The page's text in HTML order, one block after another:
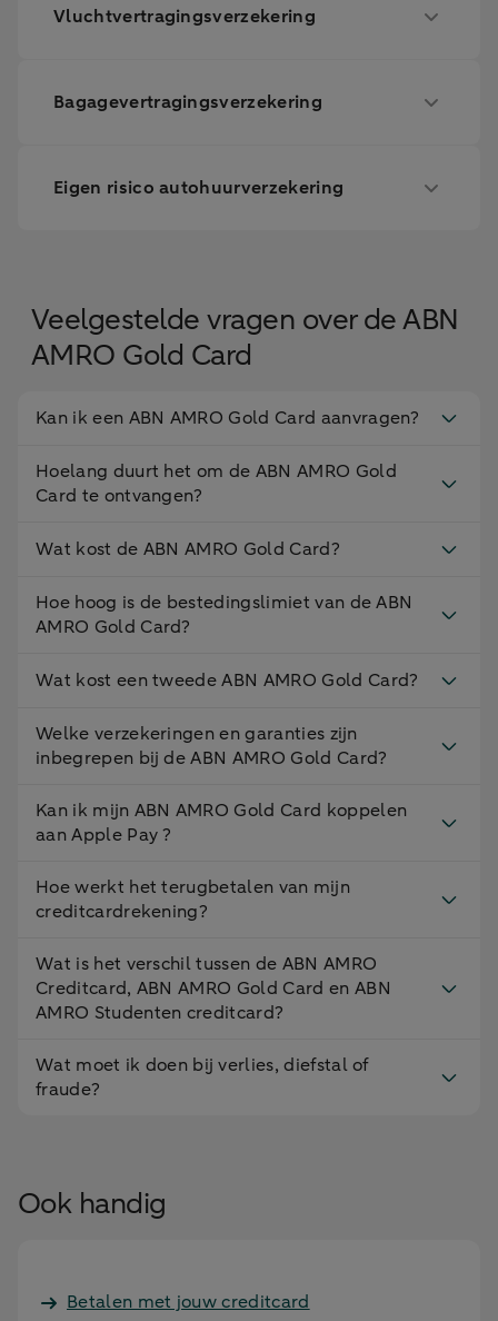
Vluchtvertragingsverzekering
Bagagevertragingsverzekering
Eigen risico autohuurverzekering
Veelgestelde vragen over de ABN
AMRO Gold Card
Kan ik een ABN AMRO Gold Card aanvragen?
Hoelang duurt het om de ABN AMRO Gold
Card te ontvangen?
Wat kost de ABN AMRO Gold Card?
Hoe hoog is de bestedingslimiet van de ABN
AMRO Gold Card?
Wat kost een tweede ABN AMRO Gold Card?
Welke verzekeringen en garanties zijn
inbegrepen bij de ABN AMRO Gold Card?
Kan ik mijn ABN AMRO Gold Card koppelen
aan Apple Pay ?
Hoe werkt het terugbetalen van mijn
creditcardrekening?
Wat is het verschil tussen de ABN AMRO
Creditcard, ABN AMRO Gold Card en ABN
AMRO Studenten creditcard?
Wat moet ik doen bij verlies, diefstal of
fraude?
Ook handig
Betalen met jouw creditcard